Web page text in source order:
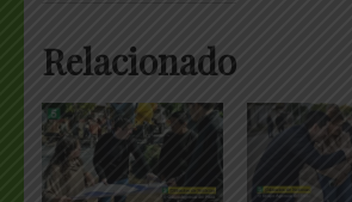
Relacionado